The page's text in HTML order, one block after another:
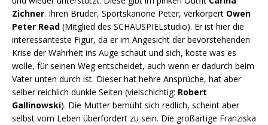
Zichner. Ihren Bruder, Sportskanone Peter, verkörpert Owen
Peter Read (Mitglied des SCHAUSPIELstudio). Er ist hier die
interessanteste Figur, da er im Angesicht der bevorstehenden
Krise der Wahrheit ins Auge schaut und sich, koste was es
wolle, für seinen Weg entscheidet, auch wenn er dadurch beim
Vater unten durch ist. Dieser hat hehre Ansprüche, hat aber
selber reichlich dunkle Seiten (vielschichtig: Robert
Gallinowski). Die Mutter bemüht sich redlich, scheint aber
selbst vom Leben überfordert zu sein. Die großartige Franziska